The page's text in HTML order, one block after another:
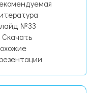
№33
Скачать